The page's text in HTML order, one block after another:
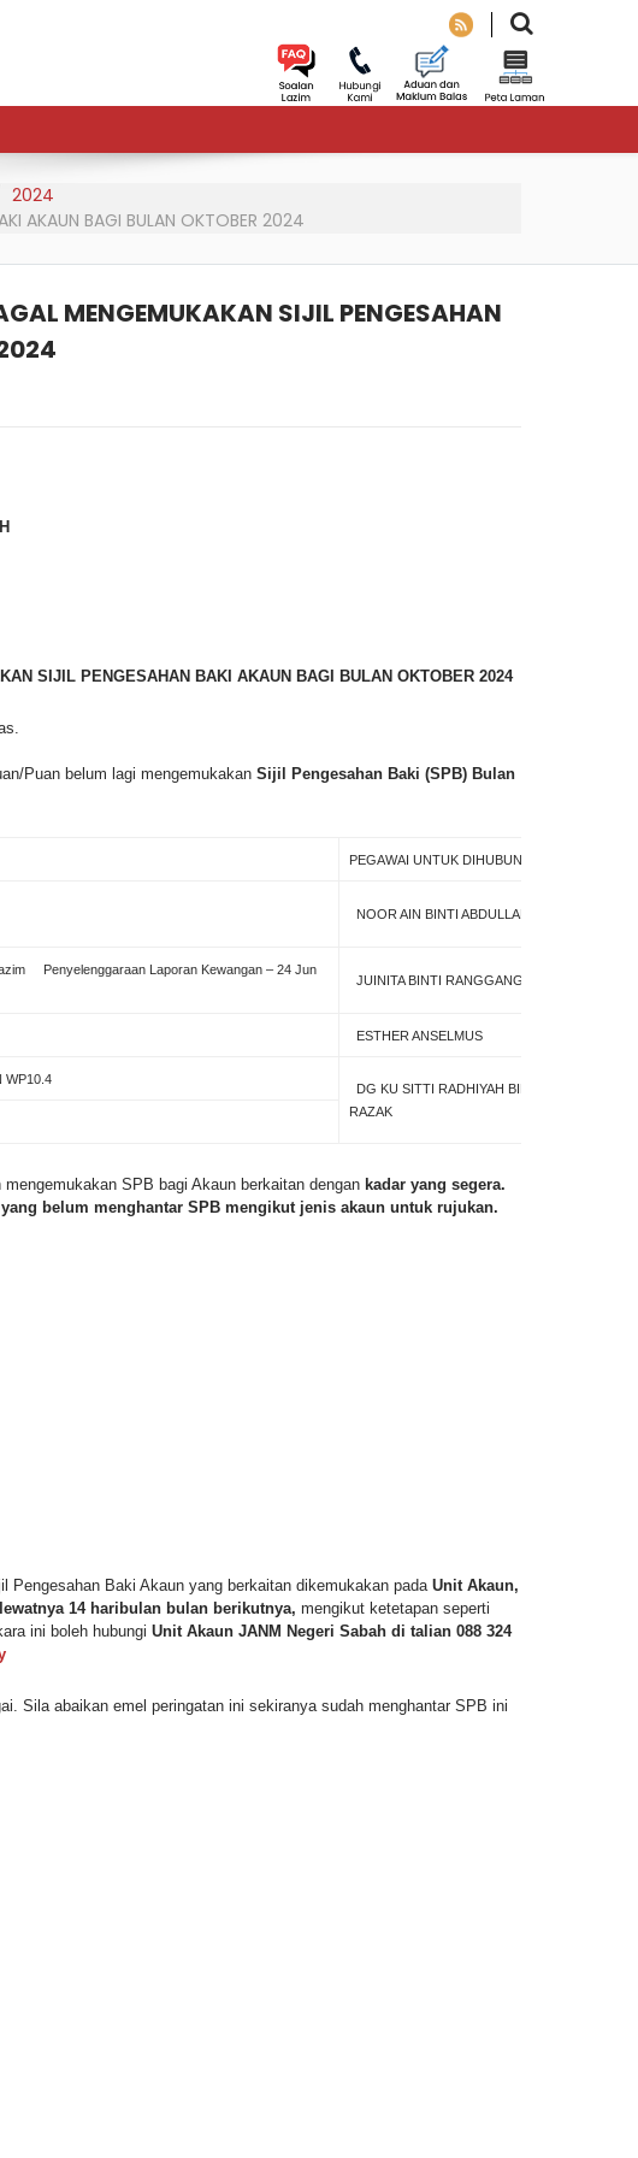
2024
AKAUN BAGI BULAN OKTOBER 2024
MENGEMUKAKAN SIJIL PENGESAHAN
SIJIL PENGESAHAN BAKI AKAUN BAGI BULAN OKTOBER 2024
Puan belum lagi mengemukakan Sijil Pengesahan Baki (SPB) Bulan
PEGAWAI UNTUK DIHUBUNGI
NOOR AIN BINTI ABDULLAH
Penyelenggaraan Laporan Kewangan – 24 Jun
JUINITA BINTI RANGGANGON
ESTHER ANSELMUS
WP10.4
DG KU SITTI RADHIYAH BINTI ABD
RAZAK
SPB bagi Akaun berkaitan dengan kadar yang segera.
belum menghantar SPB mengikut jenis akaun untuk rujukan.
Baki Akaun yang berkaitan dikemukakan pada Unit Akaun,
14 haribulan bulan berikutnya, mengikut ketetapan seperti
ini boleh hubungi Unit Akaun JANM Negeri Sabah di talian 088 324
abaikan emel peringatan ini sekiranya sudah menghantar SPB ini